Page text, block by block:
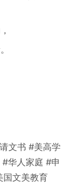
文书 #美高学
华人家庭 #申
国文美教育